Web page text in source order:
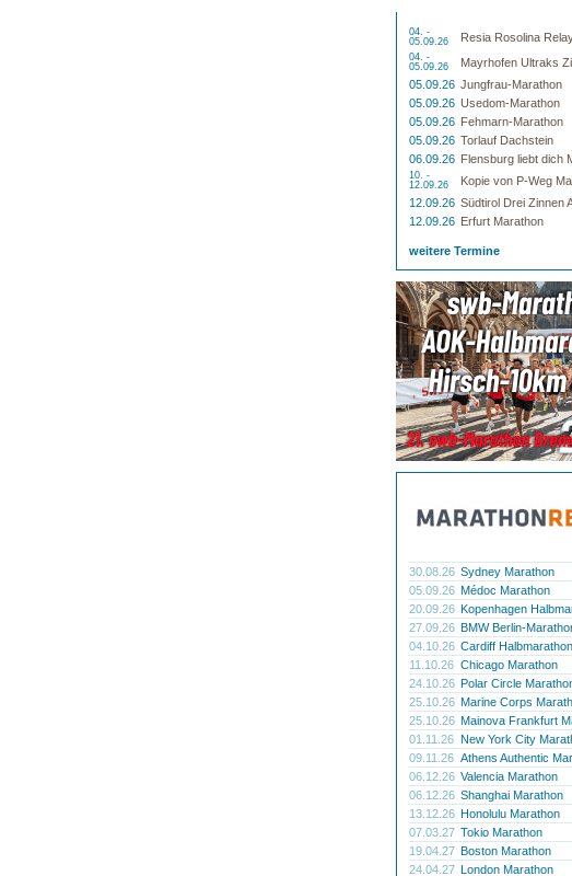
04. -
05.09.26
Resia Rosolina
04. -
05.09.26
Mayrhofen Ultraks
05.09.26 Jungfrau-Marathon
05.09.26 Usedom-Marathon
05.09.26 Fehmarn-Marathon
05.09.26 Torlauf Dachstein
06.09.26 Flensburg liebt dich
10. -
12.09.26
Kopie von P-Weg
12.09.26 Südtirol Drei Zinnen
12.09.26 Erfurt Marathon
weitere Termine
30.08.26 Sydney Marathon
05.09.26 Médoc Marathon
20.09.26 Kopenhagen
27.09.26 BMW Berlin-
04.10.26 Cardiff Halbmarathon
11.10.26 Chicago Marathon
24.10.26 Polar Circle
25.10.26 Marine Corps
25.10.26 Mainova Frankfurt
01.11.26 New York City
09.11.26 Athens Authentic
06.12.26 Valencia Marathon
06.12.26 Shanghai Marathon
13.12.26 Honolulu Marathon
07.03.27 Tokio Marathon
19.04.27 Boston Marathon
24.04.27 London Marathon